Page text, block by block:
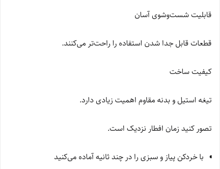
قابلیت شست‌وشوی آسان
قطعات قابل جدا شدن استفاده را راحت‌تر می‌کنند.
کیفیت ساخت
تیغه استیل و بدنه مقاوم اهمیت زیادی دارد.
تصور کنید زمان افطار نزدیک است.
با خردکن پیاز و سبزی را در چند ثانیه آماده می‌کنید